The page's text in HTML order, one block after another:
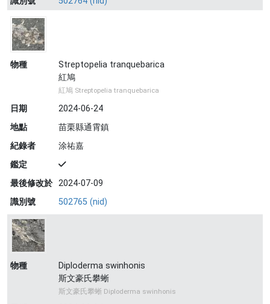
物種
Streptopelia tranquebarica
紅鳩
紅鳩 Streptopelia tranquebarica
日期
2024-06-24
地點
苗栗縣通霄鎮
紀錄者
涂祐嘉
鑑定
最後修改於 2024-07-09
識別號
502765 (nid)
物種
Diploderma swinhonis
斯文豪氏攀蜥
斯文豪氏攀蜥 Diploderma swinhonis